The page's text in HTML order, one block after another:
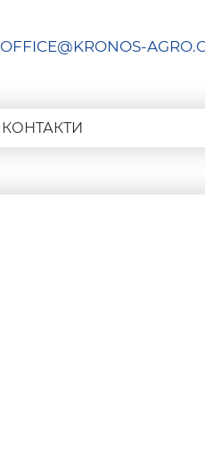
OFFICE@KRONOS-
КОНТАКТИ